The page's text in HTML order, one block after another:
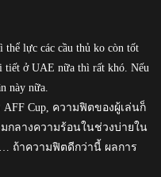
lực các cầu thủ ko còn tốt
tiết ở UAE nữa thì rất khó. Nếu
này nữa.
Cup, ความฟิตของผู้เล่นก็
กลางความร้อนในช่วงบ่ายใน
… ถ้าความฟิตดีกว่านี้ ผลการ